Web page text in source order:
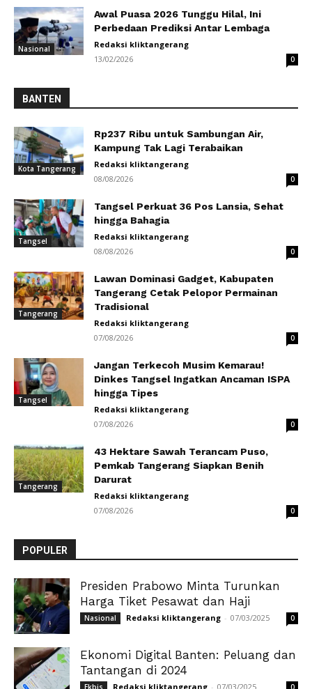
Nasional
Awal Puasa 2026 Tunggu Hilal, Ini
Perbedaan Prediksi Antar Lembaga
Redaksi kliktangerang
13/02/2026
0
BANTEN
Kota Tangerang
Rp237 Ribu untuk Sambungan Air,
Kampung Tak Lagi Terabaikan
Redaksi kliktangerang
08/08/2026
0
Tangsel
Tangsel Perkuat 36 Pos Lansia, Sehat
hingga Bahagia
Redaksi kliktangerang
08/08/2026
0
Tangerang
Lawan Dominasi Gadget, Kabupaten
Tangerang Cetak Pelopor Permainan
Tradisional
Redaksi kliktangerang
07/08/2026
0
Tangsel
Jangan Terkecoh Musim Kemarau!
Dinkes Tangsel Ingatkan Ancaman ISPA
hingga Tipes
Redaksi kliktangerang
07/08/2026
0
Tangerang
43 Hektare Sawah Terancam Puso,
Pemkab Tangerang Siapkan Benih
Darurat
Redaksi kliktangerang
07/08/2026
0
POPULER
Presiden Prabowo Minta Turunkan
Harga Tiket Pesawat dan Haji
Nasional Redaksi kliktangerang - 07/03/2025 0
Ekonomi Digital Banten: Peluang dan
Tantangan di 2024
Ekbis Redaksi kliktangerang - 07/03/2025 0